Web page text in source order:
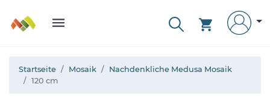
Startseite Mosaik
Nachdenkliche Medusa Mosaik
120 cm